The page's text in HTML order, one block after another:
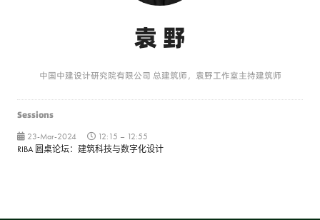
袁 野
中国中建设计研究院有限公司 总建筑师，袁野工作室主持建筑师
Sessions
23-Mar-2024
12:15 – 12:55
RIBA 圆桌论坛：建筑科技与数字化设计